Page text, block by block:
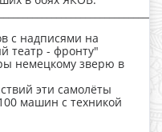
с надписями на
театр - фронту"
немецкому зверю в
эти самолёты
машин с техникой